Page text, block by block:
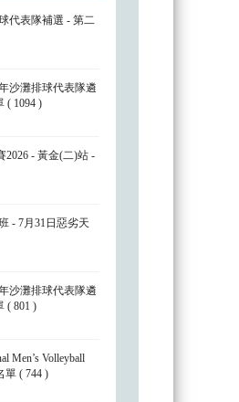
代表隊補選 - 第二
沙灘排球代表隊遴
( 1094 )
2026 - 黃金(二)站 -
- 7月31日惡劣天
沙灘排球代表隊遴
( 801 )
Men’s Volleyball
單 ( 744 )